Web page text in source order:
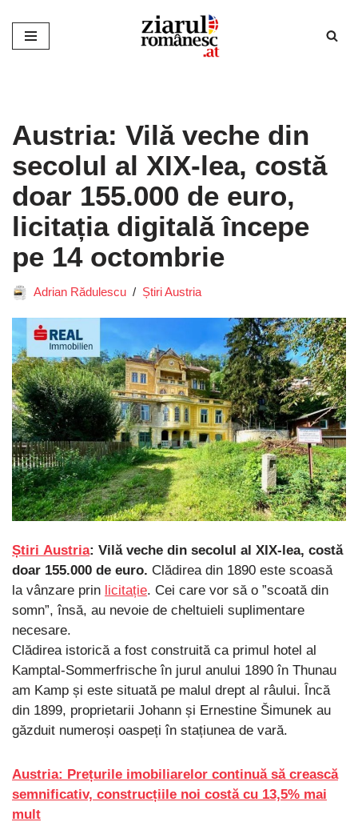
Sari
Austria: Vilă veche din
secolul al XIX-lea, costă
doar 155.000 de euro,
licitația digitală începe
pe 14 octombrie
Adrian Rădulescu Știri Austria
Știri Austria: Vilă veche din secolul al XIX-lea, costă
doar 155.000 de euro. Clădirea din 1890 este scoasă
la vânzare prin licitație. Cei care vor să o ”scoată din
somn”, însă, au nevoie de cheltuieli suplimentare
necesare.
Clădirea istorică a fost construită ca primul hotel al
Kamptal-Sommerfrische în jurul anului 1890 în Thunau
am Kamp și este situată pe malul drept al râului. Încă
din 1899, proprietarii Johann și Ernestine Šimunek au
găzduit numeroși oaspeți în stațiunea de vară.
Austria: Prețurile imobiliarelor continuă să crească
semnificativ, construcțiile noi costă cu 13,5% mai
mult